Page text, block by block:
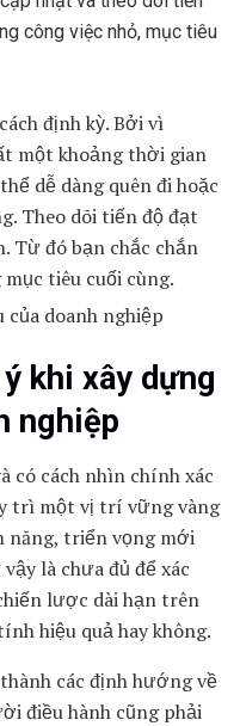
công việc nhỏ, mục tiêu
định kỳ. Bởi vì
một khoảng thời gian
dễ dàng quên đi hoặc
Theo dõi tiến độ đạt
Từ đó bạn chắc chắn
tiêu cuối cùng.
khi xây dựng
nghiệp
có cách nhìn chính xác
trì một vị trí vững vàng
triển vọng mới
là chưa đủ để xác
lược dài hạn trên
hiệu quả hay không.
các định hướng về
điều hành cũng phải